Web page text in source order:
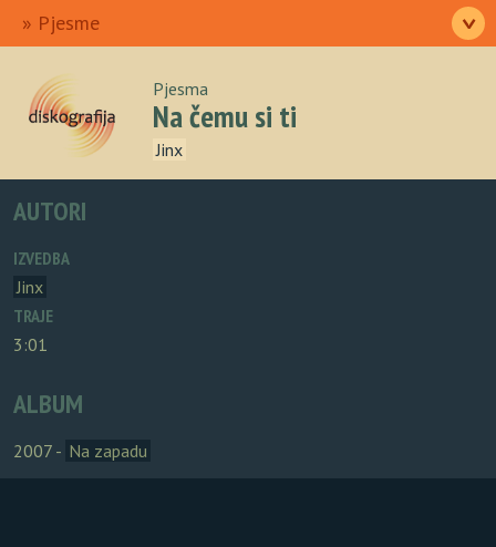
Ulazna
Izvođači
Pjesme
>
Pjesma
Na čemu si ti
Jinx
AUTORI
IZVEDBA
Jinx
TRAJE
3:01
ALBUM
2007 - Na zapadu